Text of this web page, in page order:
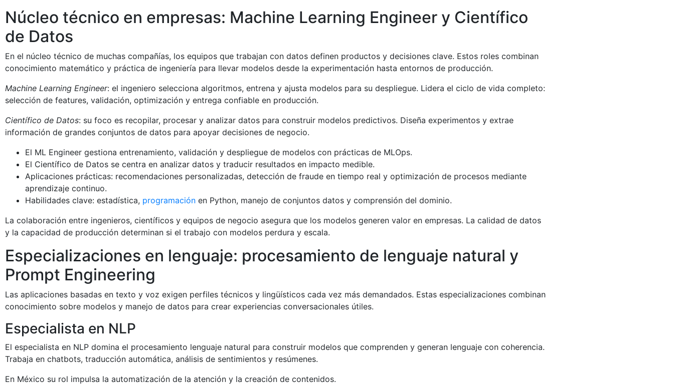
Núcleo técnico en empresas: Machine Learning Engineer y Científico
de Datos
En el núcleo técnico de muchas compañías, los equipos que trabajan con datos definen productos y decisiones clave. Estos roles combinan
conocimiento matemático y práctica de ingeniería para llevar modelos desde la experimentación hasta entornos de producción.
Machine Learning Engineer: el ingeniero selecciona algoritmos, entrena y ajusta modelos para su despliegue. Lidera el ciclo de vida completo:
selección de features, validación, optimización y entrega confiable en producción.
Científico de Datos: su foco es recopilar, procesar y analizar datos para construir modelos predictivos. Diseña experimentos y extrae
información de grandes conjuntos de datos para apoyar decisiones de negocio.
El ML Engineer gestiona entrenamiento, validación y despliegue de modelos con prácticas de MLOps.
El Científico de Datos se centra en analizar datos y traducir resultados en impacto medible.
Aplicaciones prácticas: recomendaciones personalizadas, detección de fraude en tiempo real y optimización de procesos mediante
aprendizaje continuo.
Habilidades clave: estadística, programación en Python, manejo de conjuntos datos y comprensión del dominio.
La colaboración entre ingenieros, científicos y equipos de negocio asegura que los modelos generen valor en empresas. La calidad de datos
y la capacidad de producción determinan si el trabajo con modelos perdura y escala.
Especializaciones en lenguaje: procesamiento de lenguaje natural y
Prompt Engineering
Las aplicaciones basadas en texto y voz exigen perfiles técnicos y lingüísticos cada vez más demandados. Estas especializaciones combinan
conocimiento sobre modelos y manejo de datos para crear experiencias conversacionales útiles.
Especialista en NLP
El especialista en NLP domina el procesamiento lenguaje natural para construir modelos que comprenden y generan lenguaje con coherencia.
Trabaja en chatbots, traducción automática, análisis de sentimientos y resúmenes.
En México su rol impulsa la automatización de la atención y la creación de contenidos.